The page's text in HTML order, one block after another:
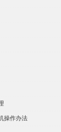
操作办法